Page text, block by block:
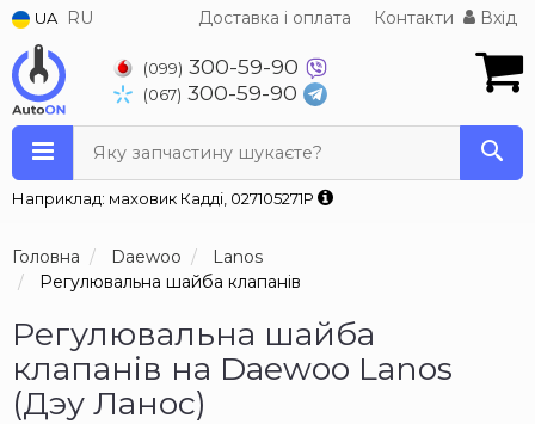
UA RU Доставка і оплата Контакти Вхід
(099) 300-59-90
(067) 300-59-90
Яку запчастину шукаєте?
Наприклад: маховик Кадді, 027105271P
Головна Daewoo
Lanos
Регулювальна шайба клапанів
Регулювальна шайба
клапанів на Daewoo Lanos
(Дэу Ланос)